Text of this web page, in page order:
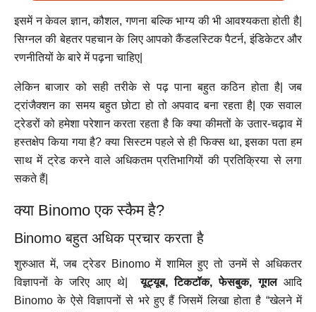
इसमें न केवल ज्ञान, कौशल, गणना बल्कि भाग्य की भी आवश्यकता होती है|
सिग्नल की बेहतर पहचान के लिए आपको कैंडलस्टिक पैटर्न, इंडिकेटर और
रणनीतियों के बारे में पढ़ना चाहिए|
लेकिन बाजार को सही तरीके से पढ़ पाना बहुत कठिन होता है| जब
ट्रांजैक्शन का समय बहुत छोटा हो तो अपवाद बना रहता है| एक सवाल
ट्रेडरों को हमेशा परेशान करता रहता है कि क्या कीमतों के उतार-चढ़ाव में
हस्तक्षेप किया गया है? क्या सिस्टम पहले से ही फिक्स था, इसका पता हम
साथ में ट्रेड करने वाले अधिकतम प्रतिभागियों की प्रतिक्रिया से लगा
सकते हैं|
क्या Binomo एक स्कैम है?
Binomo बहुत अधिक प्रचार करता है
शुरुआत में, जब ट्रेडर Binomo में शामिल हुए तो उनमें से अधिकतर
विज्ञापनों के जरिए आए थे|यूट्यूब, टिकटॉक, फेसबुक, गूगलआदि
Binomo के ऐसे विज्ञापनों से भरे हुए हैं जिसमें लिखा होता है “खेलने में